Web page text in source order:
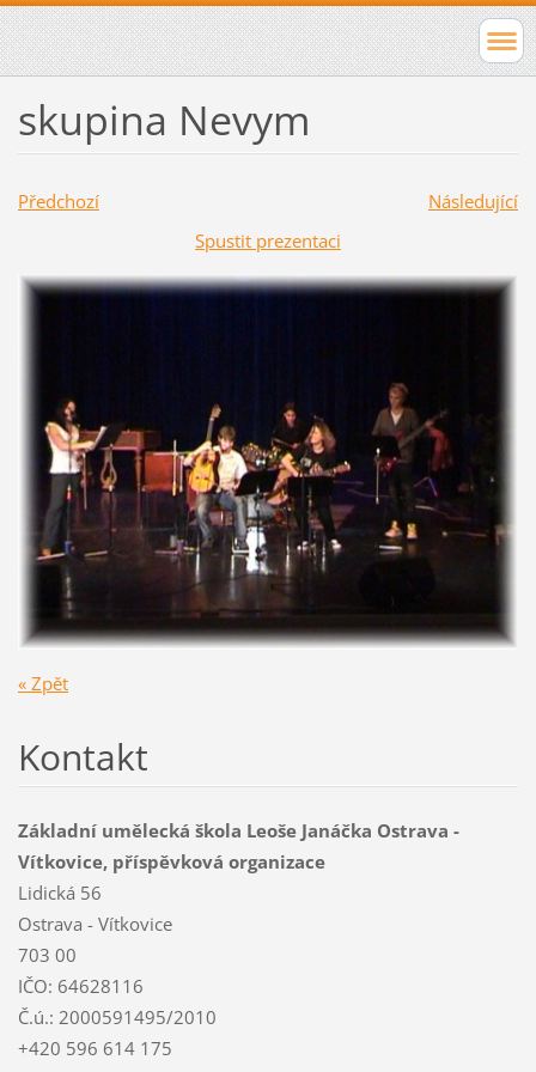
skupina Nevym
Předchozí
Následující
Spustit prezentaci
« Zpět
Kontakt
Základní umělecká škola Leoše Janáčka Ostrava -
Vítkovice, příspěvková organizace
Lidická 56
Ostrava - Vítkovice
703 00
IČO: 64628116
Č.ú.: 2000591495/2010
+420 596 614 175